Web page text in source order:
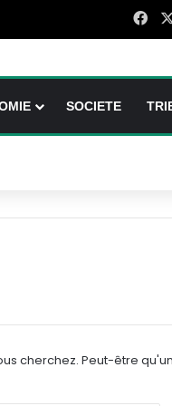
SOCIETE
cherchez. Peut-être